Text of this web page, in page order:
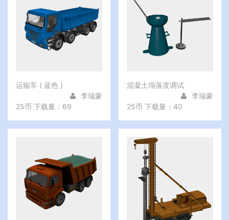
运输车 ( 蓝色 )
李瑞豪
25币 下载量：69
混凝土塌落度调试
李瑞豪
25币 下载量：40